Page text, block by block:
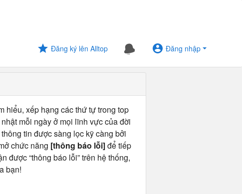
Đăng ký lên Alltop Đăng nhập
hiểu, xếp hạng các thứ tự trong top
mỗi ngày ở mọi lĩnh vực của đời
tin được sàng lọc kỹ càng bởi
chức năng [thông báo lỗi]để tiếp
được “thông báo lỗi” trên hệ thống,
bạn!